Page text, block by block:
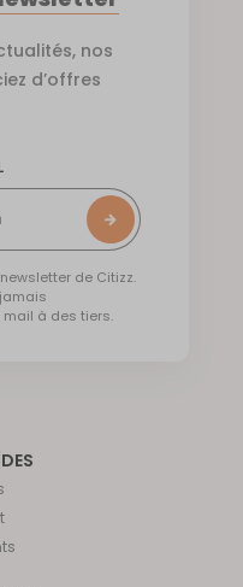
nos
d’offres
de Citizz.
à des tiers.